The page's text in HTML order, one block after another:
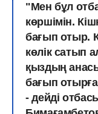
"Мен бұл
көршімін.
бағып отыр.
көлік сатып
қыздың
бағып
- дейді